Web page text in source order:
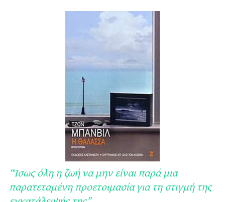
“Ίσως όλη η ζωή να μην είναι παρά μια
παρατεταμένη προετοιμασία για τη στιγμή της